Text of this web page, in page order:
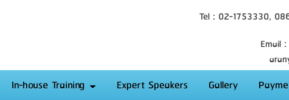
In-house Training Expert Speakers Gallery
Tel : 02-1753330,
Email